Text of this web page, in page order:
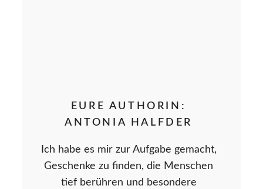
EURE AUTHORIN:
ANTONIA HALFDER
Ich habe es mir zur Aufgabe gemacht,
Geschenke zu finden, die Menschen
tief berühren und besondere